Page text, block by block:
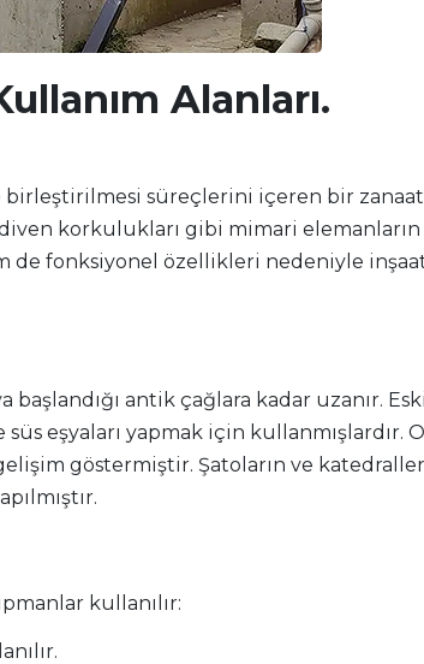
Alanları.
süreçlerini içeren bir
korkulukları gibi mimari elemanların
de fonksiyonel özellikleri nedeniyle
antik çağlara kadar uzanır. Eski
eşyaları yapmak için kullanmışlardır.
göstermiştir. Şatoların ve
kullanılır: